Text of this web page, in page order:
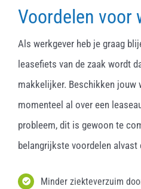
Voordelen voor
Als werkgever heb je graag
leasefiets van de zaak wordt
makkelijker. Beschikken jouw
momenteel al over een
probleem, dit is gewoon te
belangrijkste voordelen alvast
Minder ziekteverzuim